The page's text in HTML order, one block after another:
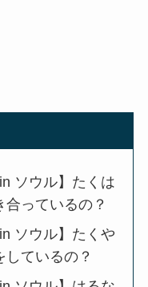
ソウル】たくは
っているの？
ソウル】たくや
しているの？